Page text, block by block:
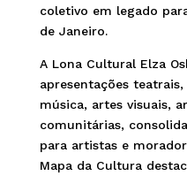
coletivo em legado
de Janeiro.
A Lona Cultural Elza
apresentações
música, artes visuais,
comunitárias,
para artistas e
Mapa da Cultura